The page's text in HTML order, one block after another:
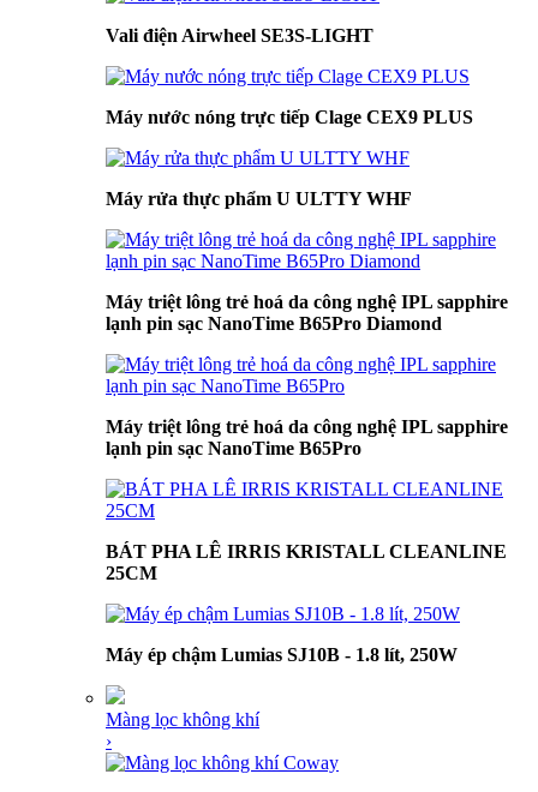
Vali điện Airwheel SE3S-LIGHT
Máy nước nóng trực tiếp Clage CEX9 PLUS
Máy rửa thực phẩm U ULTTY WHF
Máy triệt lông trẻ hoá da công nghệ IPL sapphire
lạnh pin sạc NanoTime B65Pro Diamond
Máy triệt lông trẻ hoá da công nghệ IPL sapphire
lạnh pin sạc NanoTime B65Pro
BÁT PHA LÊ IRRIS KRISTALL CLEANLINE
25CM
Máy ép chậm Lumias SJ10B - 1.8 lít, 250W
Màng lọc không khí
›